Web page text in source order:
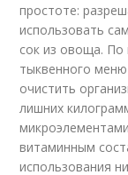
простоте:
использовать
сок из овоща.
тыквенного
очистить
лишних
витаминным
использования